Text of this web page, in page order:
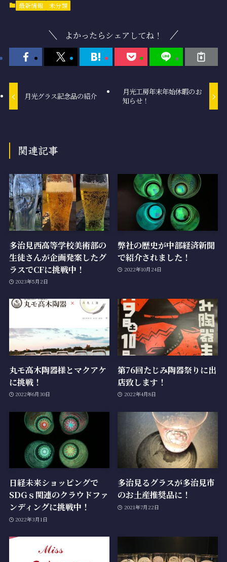
最新情報 未分類
よかったらシェアしてね！
月光グラス記念品の紹介
月光工房年末年始休暇のお
知らせ！
関連記事
多治見西高等学校美術部の
生徒さんが企画発案したグ
ラスでCFに挑戦中！
2023年5月2日
弊社の歴史が中部経済新聞
で紹介されました！
2022年10月24日
丸モ高木陶器様とマクアケ
に挑戦！
2022年6月30日
第76回たじみ陶器祭りに出
店致します！
2022年4月8日
日経未来ショッピングで
SDGｓ関連のクラウドファ
ンディングに挑戦中！
2022年3月1日
多治見るグラスが多治見市
のお土産推奨品に！
2021年7月22日